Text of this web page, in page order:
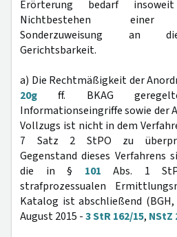
Erörterung bedarf
Nichtbestehen einer
Sonderzuweisung an
Gerichtsbarkeit.
a) Die Rechtmäßigkeit der
20g ff. BKAG
Informationseingriffe sowie der
Vollzugs ist nicht in dem
7 Satz 2 StPO zu
Gegenstand dieses Verfahrens
die in § 101 Abs. 1
strafprozessualen
Katalog ist abschließend (BGH,
August 2015 -3 StR 162/15, NStZ